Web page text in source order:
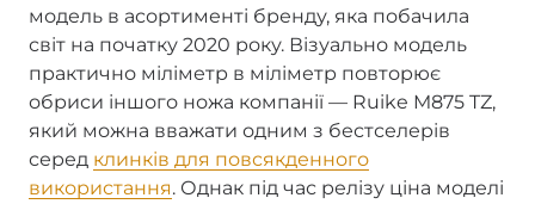
модель в асортименті бренду, яка побачила
світ на початку 2020 року. Візуально модель
практично міліметр в міліметр повторює
обриси іншого ножа компанії — Ruike M875 TZ,
який можна вважати одним з бестселерів
серед клинків для повсякденного
використання. Однак під час релізу ціна моделі